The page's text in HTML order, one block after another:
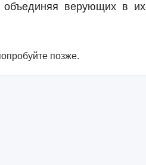
верующих в их
позже.